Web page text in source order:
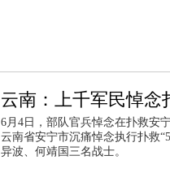
云南：上千军民悼念
6月4日，部队官兵悼念在扑救安
云南省安宁市沉痛悼念执行扑救
异波、何靖国三名战士。